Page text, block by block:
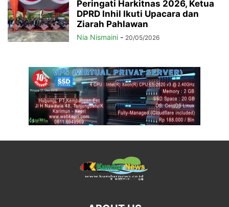
Peringati Harkitnas 2026, Ketua
DPRD Inhil Ikuti Upacara dan
Ziarah Pahlawan
Nia Nismaini - 20/05/2026